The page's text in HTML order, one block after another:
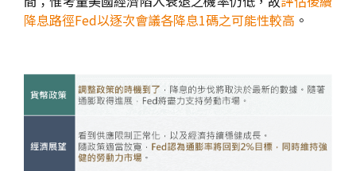
降息路徑Fed以逐次會議各降息1碼之可能性較高 。